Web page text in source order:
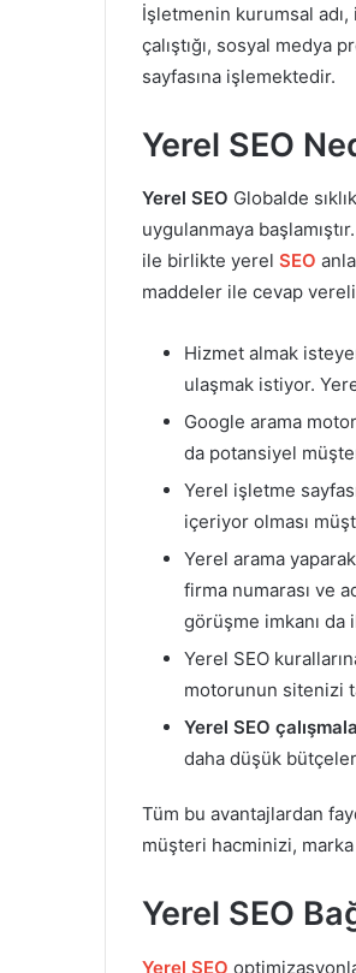
İşletmenin kurumsal
çalıştığı, sosyal medya
sayfasına işlemektedir.
Yerel SEO
Yerel SEO Globalde
uygulanmaya
ile birlikte yerel SEO
maddeler ile cevap
Hizmet almak
ulaşmak istiyor.
Google arama
da potansiyel
Yerel işletme
içeriyor olması
Yerel arama
firma numarası ve
görüşme imkanı da
Yerel SEO
motorunun sitenizi
Yerel SEO
daha düşük
Tüm bu avantajlardan
müşteri hacminizi,
Yerel SEO
Yerel SEO